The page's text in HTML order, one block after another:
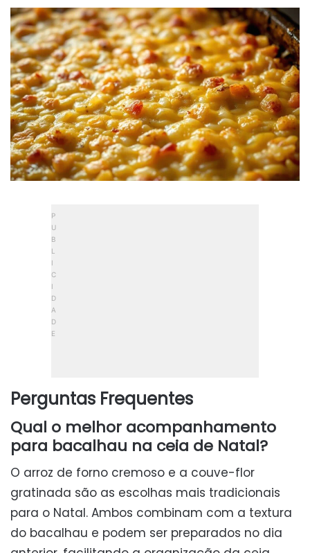
Perguntas Frequentes
Qual o melhor acompanhamento
para bacalhau na ceia de Natal?
O arroz de forno cremoso e a couve-flor
gratinada são as escolhas mais tradicionais
para o Natal. Ambos combinam com a textura
do bacalhau e podem ser preparados no dia